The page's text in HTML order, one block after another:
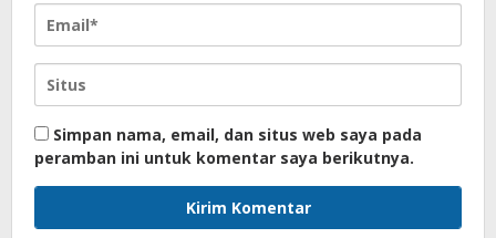
Simpan nama, email, dan situs web saya pada
peramban ini untuk komentar saya berikutnya.